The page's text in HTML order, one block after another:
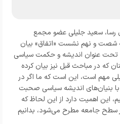
رسا، سعید جلیلی عضو مجمع
و نهم نشست‌ «اتفاق» بیان
تحت عنوان اندیشه و حکمت سیاسی
که در مباحث قبل نیز بیان کرده
مهم است، این است که ما اگر در
با بنیان‌های اندیشه سیاسی صحبت
این اهمیت دارد از این لحاظ که
سطح جامعه مطرح می‌شود، بدانیم